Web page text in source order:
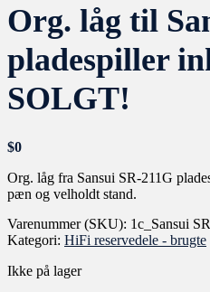
Org. låg til
pladespiller
SOLGT!
$0
Org. låg fra Sansui SR-211G
pæn og velholdt stand.
Varenummer (SKU): 1c_Sansui
Kategori: HiFi reservedele - brugte
Ikke på lager